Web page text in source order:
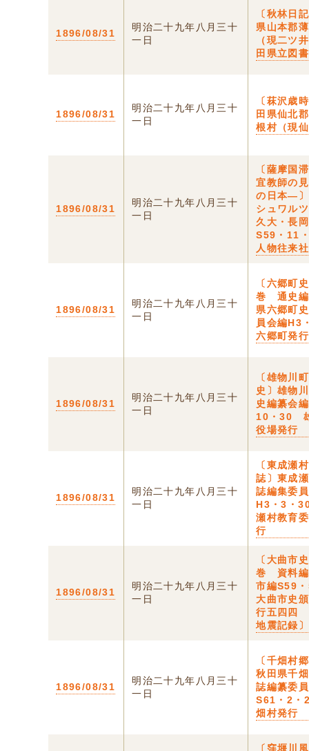
1896/08/31
明治二十九年八月三十
一日
〔秋林日
県山本郡
（現二ツ
田県立図
1896/08/31
明治二十九年八月三十
一日
〔菻沢歳
田県仙北
根村（現
1896/08/31
明治二十九年八月三十
一日
〔薩摩国
宜教師の
の日本―
シュワル
久大・長
S59・11
人物往来社
1896/08/31
明治二十九年八月三十
一日
〔六郷町
巻 通史編
県六郷町
員会編
六郷町発行
1896/08/31
明治二十九年八月三十
一日
〔雄物川
史〕雄物
史編纂会
10・30
役場発行
1896/08/31
明治二十九年八月三十
一日
〔東成瀬
誌〕東成
誌編集委
H3・3・
瀬村教育
行
1896/08/31
明治二十九年八月三十
一日
〔大曲市
巻 資料編
市編S59
大曲市史
行五四四
地震記録〕
1896/08/31
明治二十九年八月三十
一日
〔千畑村
秋田県千
誌編纂委
S61・2
畑村発行
〔窪堰